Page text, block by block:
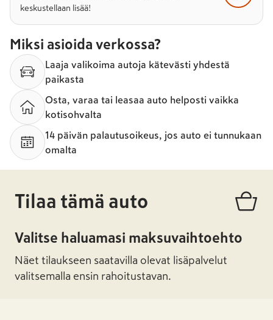
keskustellaan lisää!
Miksi asioida verkossa?
Laaja valikoima autoja kätevästi yhdestä
paikasta
Osta, varaa tai leasaa auto helposti vaikka
kotisohvalta
14 päivän palautusoikeus, jos auto ei tunnukaan
omalta
Tilaa tämä auto
Valitse haluamasi maksuvaihtoehto
Näet tilaukseen saatavilla olevat lisäpalvelut
valitsemalla ensin rahoitustavan.